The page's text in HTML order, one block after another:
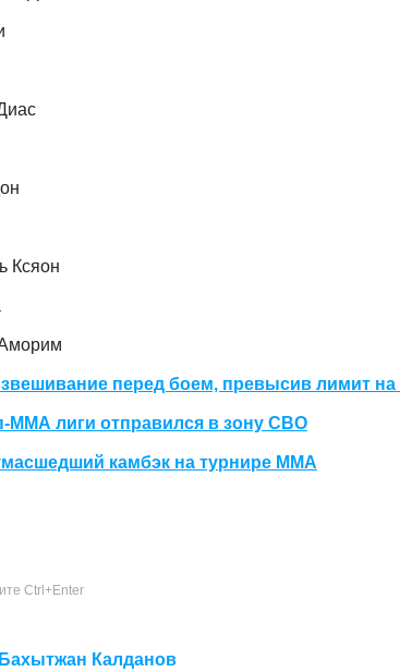
Ксяон
перед боем, превысив лимит на
ММА лиги отправился в зону СВО
камбэк на турнире ММА
Ctrl+Enter
Бахытжан Калданов